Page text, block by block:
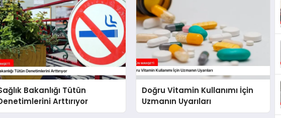
Bakanlığı Tütün
Arttırıyor
Doğru Vitamin Kullanımı İçin
Uzmanın Uyarıları